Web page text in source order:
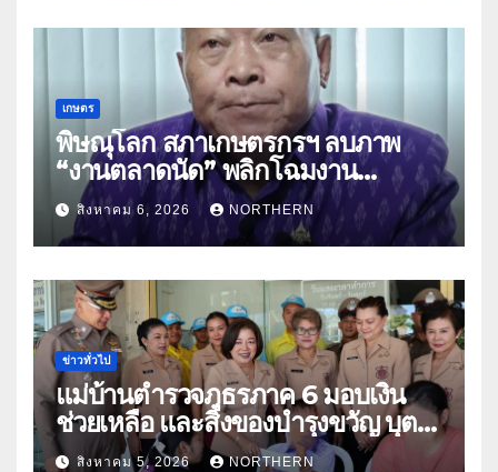
เกษตร
พิษณุโลก สภาเกษตรกรฯ ลบภาพ
“งานตลาดนัด” พลิกโฉมงาน
“เกษตรรุ่งเรืองเมืองสองแคว 69” มุ่ง
ประโยชน์เกษตรกร ดึงนวัตกรรม-จับ
คู่ธุรกิจดันสินค้าเกษตรสู่สากล (คลิป)
สิงหาคม 6, 2026 NORTHERN
ข่าวทั่วไป
แม่บ้านตำรวจภูธรภาค 6 มอบเงิน
ช่วยเหลือ และสิ่งของบำรุงขวัญ บุตร-
ธิดา ข้าราชการตำรวจจังหวัด
สิงหาคม 5, 2026 NORTHERN